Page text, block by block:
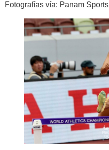
Fotografías vía: Panam Sports